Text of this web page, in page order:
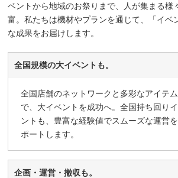
ベントから地域のお祭りまで、人が集まる様
富。私たちは機材やプランを通じて、「イベ
な成果をお届けします。
全国規模の大イベントも。
全国店舗のネットワークと多彩なアイテム
で、大イベントを成功へ。全国持ち回り
ントも、豊富な経験値でスムーズな運営
ポートします。
企画・運営・撤収も。